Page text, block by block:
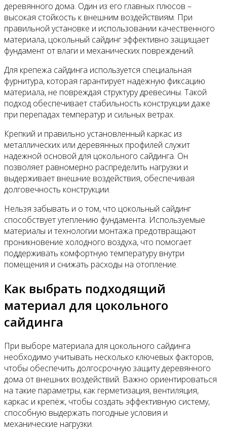
деревянного дома. Один из его главных плюсов –
высокая стойкость к внешним воздействиям. При
правильной установке и использовании качественного
материала, цокольный сайдинг эффективно защищает
фундамент от влаги и механических повреждений.
Для крепежа сайдинга используется специальная
фурнитура, которая гарантирует надежную фиксацию
материала, не повреждая структуру древесины. Такой
подход обеспечивает стабильность конструкции даже
при перепадах температур и сильных ветрах.
Крепкий и правильно установленный каркас из
металлических или деревянных профилей служит
надежной основой для цокольного сайдинга. Он
позволяет равномерно распределить нагрузки и
выдерживает внешние воздействия, обеспечивая
долговечность конструкции.
Нельзя забывать и о том, что цокольный сайдинг
способствует утеплению фундамента. Используемые
материалы и технологии монтажа предотвращают
проникновение холодного воздуха, что помогает
поддерживать комфортную температуру внутри
помещения и снижать расходы на отопление.
Как выбрать подходящий
материал для цокольного
сайдинга
При выборе материала для цокольного сайдинга
необходимо учитывать несколько ключевых факторов,
чтобы обеспечить долгосрочную защиту деревянного
дома от внешних воздействий. Важно ориентироваться
на такие параметры, как герметизация, вентиляция,
каркас и крепёж, чтобы создать эффективную систему,
способную выдержать погодные условия и
механические нагрузки.